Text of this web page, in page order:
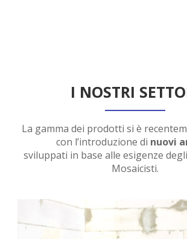
I NOSTRI
La gamma dei prodotti si è
con l’introduzione di nuovi
sviluppati in base alle esigenze
Mosaicisti.